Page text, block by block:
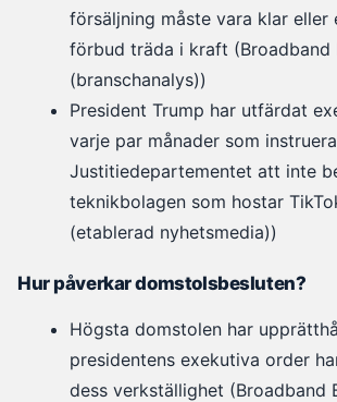
försäljning måste vara klar eller
förbud träda i kraft (Broadband
(branschanalys))
President Trump har utfärdat
varje par månader som
Justitiedepartementet att inte
teknikbolagen som hostar
(etablerad nyhetsmedia))
Hur påverkar domstolsbesluten?
Högsta domstolen har
presidentens exekutiva order
dess verkställighet (Broadband